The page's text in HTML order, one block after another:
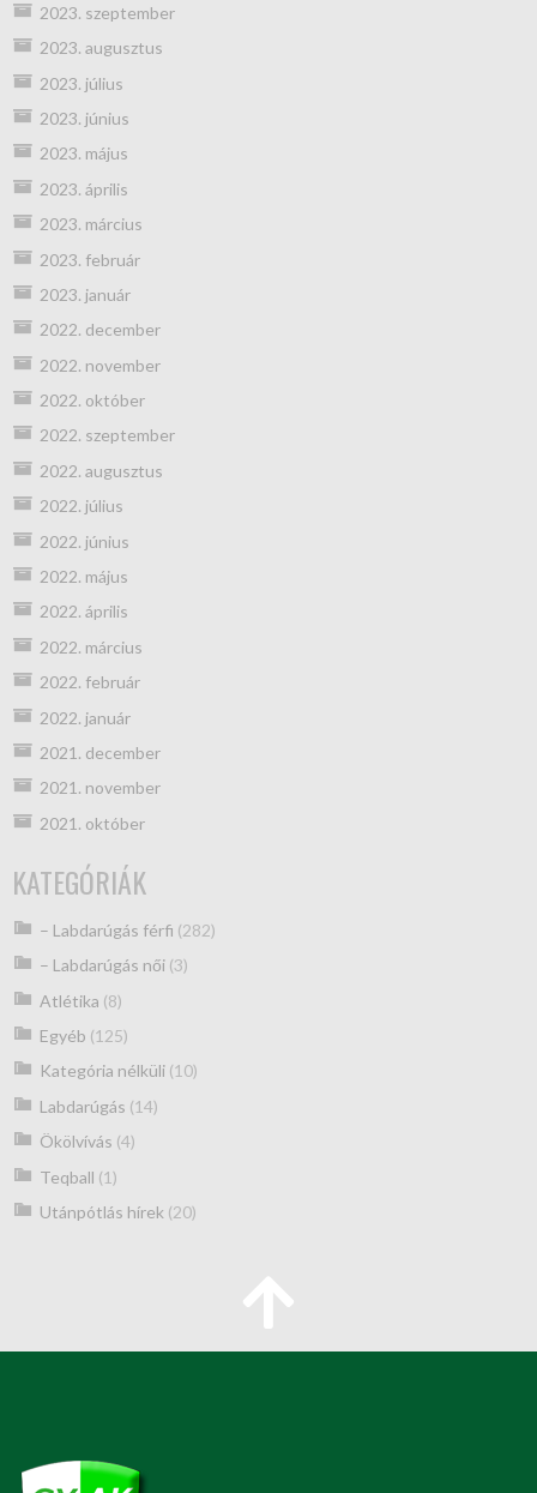
2023. szeptember
2023. augusztus
2023. július
2023. június
2023. május
2023. április
2023. március
2023. február
2023. január
2022. december
2022. november
2022. október
2022. szeptember
2022. augusztus
2022. július
2022. június
2022. május
2022. április
2022. március
2022. február
2022. január
2021. december
2021. november
2021. október
KATEGÓRIÁK
– Labdarúgás férfi (282)
– Labdarúgás női(3)
Atlétika (8)
Egyéb (125)
Kategória nélküli(10)
Labdarúgás (14)
Ökölvívás (4)
Teqball (1)
Utánpótlás hírek (20)